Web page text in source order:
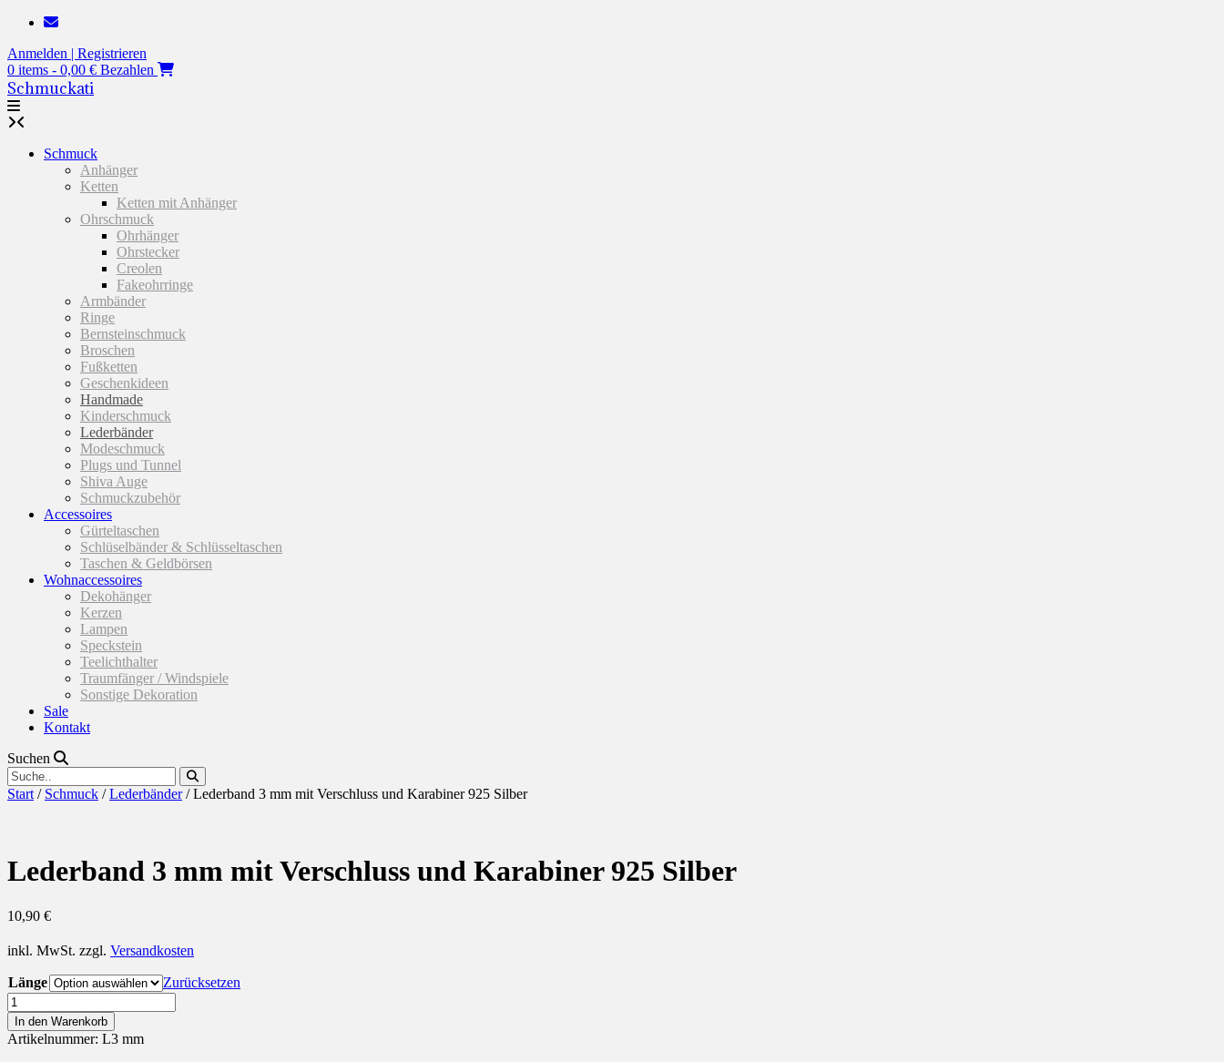
Zum
springen
Anmelden | Registrieren
0 items - 0,00 € Bezahlen
Schmuckati
Schmuck
Anhänger
Ketten
Ketten mit Anhänger
Ohrschmuck
Ohrhänger
Ohrstecker
Creolen
Fakeohrringe
Armbänder
Ringe
Bernsteinschmuck
Broschen
Fußketten
Geschenkideen
Handmade
Kinderschmuck
Lederbänder
Modeschmuck
Plugs und Tunnel
Shiva Auge
Schmuckzubehör
Accessoires
Gürteltaschen
Schlüselbänder & Schlüsseltaschen
Taschen & Geldbörsen
Wohnaccessoires
Dekohänger
Kerzen
Lampen
Speckstein
Teelichthalter
Traumfänger / Windspiele
Sonstige Dekoration
Sale
Kontakt
Suchen
Start / Schmuck /Lederbänder/ Lederband 3 mm mit Verschluss und Karabiner 925 Silber
Lederband 3 mm mit Verschluss und Karabiner 925 Silber
10,90 €
inkl. MwSt. zzgl. Versandkosten
Länge
Zurücksetzen
Lederband
3
mm
mit
In den Warenkorb
Artikelnummer: L3 mm